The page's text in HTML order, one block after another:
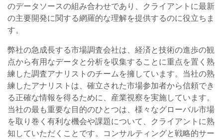
のデータソースの組み合わせであり、クライアントに最新
の主要開発に関する網羅的な理解を提供するのに役立ちま
す。
弊社の急成長する市場調査会社は、経済と技術の進歩の観
点から有用なデータと分析を収集することに重点を置く熟
練した調査アナリストのチームを擁しています。当社の熟
練したアナリストは、確立された市場参加者から信頼でき
る正確な情報を得るために、産業視察を実施しています。
当社の最も重要な目的のひとつは、様々なグローバル市場
を取り巻く有利な機会や課題について、クライアントに熟
知していただくことです。コンサルティングと戦略的サー